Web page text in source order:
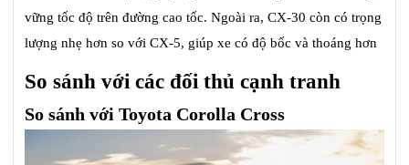
vững tốc độ trên đường cao tốc. Ngoài ra, CX-30 còn có trọng
lượng nhẹ hơn so với CX-5, giúp xe có độ bốc và thoáng hơn
So sánh với các đối thủ cạnh tranh
So sánh với Toyota Corolla Cross